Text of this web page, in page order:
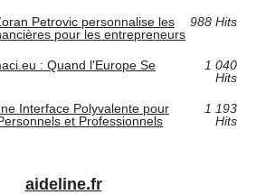
Petrovic personnalise les
pour les entrepreneurs
988 Hits
: Quand l'Europe Se
1 040
Hits
Interface Polyvalente pour
et Professionnels
1 193
Hits
aideline.fr